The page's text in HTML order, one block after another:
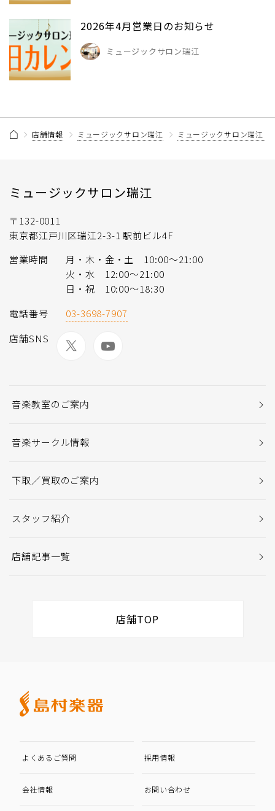
2026年4月営業日のお知らせ
ミュージックサロン瑞江
店舗情報 ミュージックサロン瑞江 ミュージックサロン瑞江
ミュージックサロン瑞江
〒132-0011
東京都江戸川区瑞江2-3-1 駅前ビル4F
営業時間
月・木・金・土 10:00～21:00
火・水 12:00～21:00
日・祝 10:00～18:30
電話番号
03-3698-7907
店舗SNS
音楽教室のご案内
音楽サークル情報
下取／買取のご案内
スタッフ紹介
店舗記事一覧
店舗TOP
よくあるご質問 採用情報
会社情報 お問い合わせ